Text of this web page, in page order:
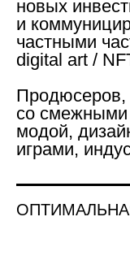
новых
и
частными
digital art /
Продюсеров
со смежными
модой,
играми,